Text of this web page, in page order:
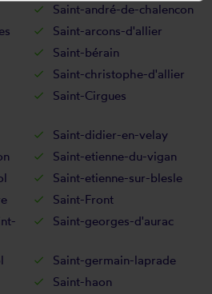
Saint-andré-de-chalencon
Saint-arcons-d'allier
Saint-bérain
Saint-christophe-d'allier
Saint-Cirgues
Saint-didier-en-velay
Saint-etienne-du-vigan
Saint-etienne-sur-blesle
Saint-Front
Saint-georges-d'aurac
Saint-germain-laprade
Saint-haon